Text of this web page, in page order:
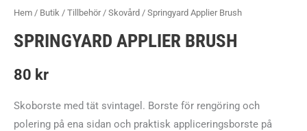
Hem / Butik / Tillbehör/ Skovård / Springyard Applier Brush
SPRINGYARD APPLIER BRUSH
80 kr
Skoborste med tät svintagel. Borste för rengöring och
polering på ena sidan och praktisk appliceringsborste på